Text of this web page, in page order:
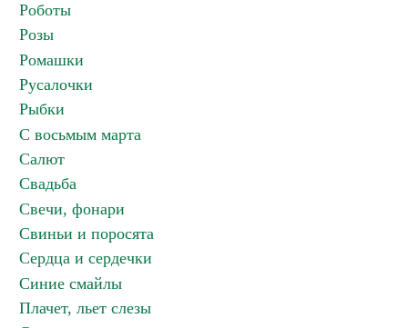
Роботы
Розы
Ромашки
Русалочки
Рыбки
С восьмым марта
Салют
Свадьба
Свечи, фонари
Свиньи и поросята
Сердца и сердечки
Синие смайлы
Плачет, льет слезы